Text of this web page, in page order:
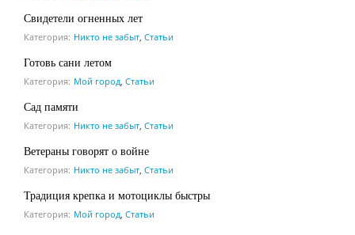
Свидетели огненных лет
Категория: Никто не забыт, Статьи
Готовь сани летом
Категория: Мой город, Статьи
Сад памяти
Категория: Никто не забыт, Статьи
Ветераны говорят о войне
Категория: Никто не забыт, Статьи
Традиция крепка и мотоциклы быстры
Категория: Мой город, Статьи